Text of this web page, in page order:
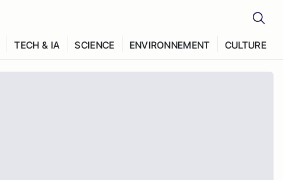
TECH & IA SCIENCE ENVIRONNEMENT CULTURE